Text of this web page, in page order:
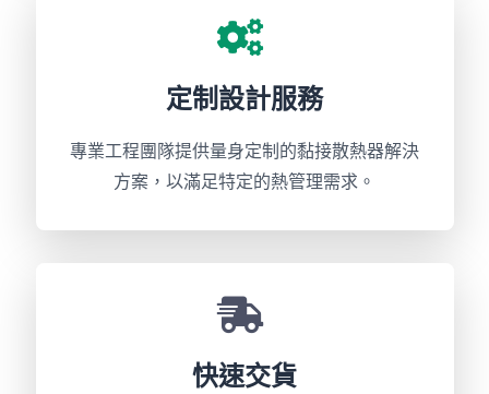
定制設計服務
專業工程團隊提供量身定制的黏接散熱器解決
方案，以滿足特定的熱管理需求。
快速交貨